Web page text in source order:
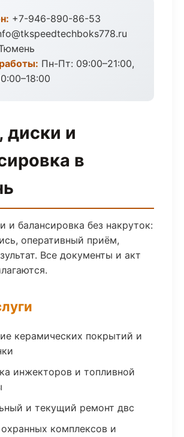
+7-946-890-86-53
Пн-Пт: 09:00–21:00,
и
в
и балансировка без накруток:
оперативный приём,
Все документы и акт
керамических покрытий и
инжекторов и топливной
и текущий ремонт двс
комплексов и